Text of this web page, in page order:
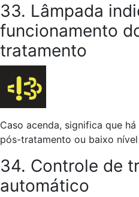
33. Lâmpada
funcionamento
tratamento
Caso acenda, significa que
pós-tratamento ou baixo
34. Controle de
automático